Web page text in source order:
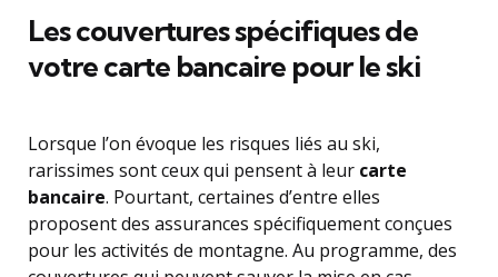
Les couvertures spécifiques de
votre carte bancaire pour le ski
Lorsque l’on évoque les risques liés au ski,
rarissimes sont ceux qui pensent à leur carte
bancaire. Pourtant, certaines d’entre elles
proposent des assurances spécifiquement conçues
pour les activités de montagne. Au programme, des